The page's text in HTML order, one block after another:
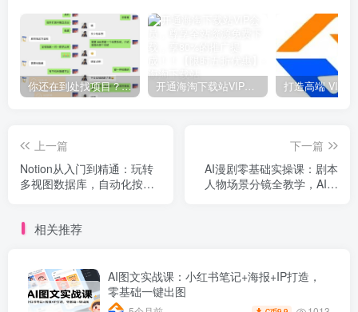
你还在到处找项目？还在当韭菜？我靠网创资源站一个月收入5万+，曾经我也是个失败者。
上一篇
Notion从入门到精通：玩转
多视图数据库，自动化按
下一篇
AI漫剧零基础实操课：剧本
人物场景分镜全教学，AI生
相关推荐
AI图文实战课：小红书笔记+海报+IP打造，
零基础一键出图